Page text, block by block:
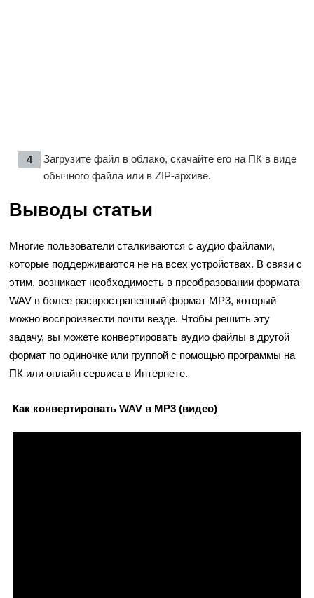
Загрузите файл в облако, скачайте его на ПК в виде
обычного файла или в ZIP-архиве.
Выводы статьи
Многие пользователи сталкиваются с аудио файлами,
которые поддерживаются не на всех устройствах. В связи с
этим, возникает необходимость в преобразовании формата
WAV в более распространенный формат MP3, который
можно воспроизвести почти везде. Чтобы решить эту
задачу, вы можете конвертировать аудио файлы в другой
формат по одиночке или группой с помощью программы на
ПК или онлайн сервиса в Интернете.
Как конвертировать WAV в MP3 (видео)